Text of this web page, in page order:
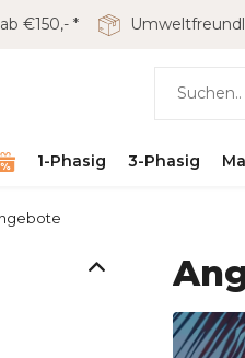
€150,- *
1-Phasig 3-Phasig